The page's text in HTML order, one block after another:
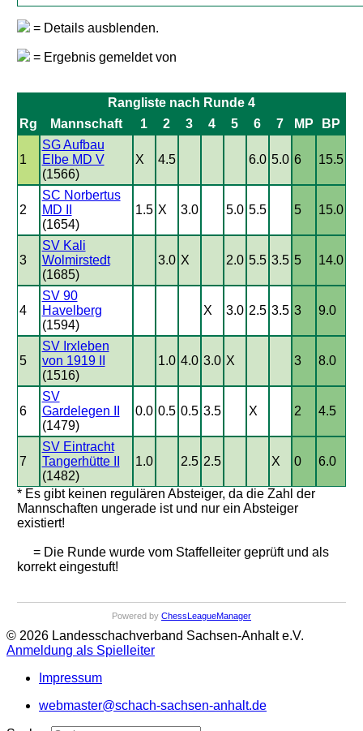
= Details ausblenden.
= Ergebnis gemeldet von
Rangliste nach Runde 4
Rg
Mannschaft 1 2 3 4 5 6 7 MP BP
1
SG Aufbau
Elbe MD V
(1566)
X 4.5 6.0 5.0 6 15.5
2
SC Norbertus
MD II
(1654)
1.5 X 3.0 5.0 5.5 5 15.0
3
SV Kali
Wolmirstedt
(1685)
3.0 X 2.0 5.5 3.5 5 14.0
4
SV 90
Havelberg
(1594)
X 3.0 2.5 3.5 3 9.0
5
SV Irxleben
von 1919 II
(1516)
1.0 4.0 3.0 X 3 8.0
6
SV
Gardelegen II
(1479)
0.0 0.5 0.5 3.5 X 2 4.5
7
SV Eintracht
Tangerhütte II
(1482)
1.0 2.5 2.5 X 0 6.0
* Es gibt keinen regulären Absteiger, da die Zahl der
Mannschaften ungerade ist und nur ein Absteiger
existiert!
= Die Runde wurde vom Staffelleiter geprüft und als
korrekt eingestuft!
Powered by ChessLeagueManager
© 2026 Landesschachverband Sachsen-Anhalt e.V.
Anmeldung als Spielleiter
Impressum
webmaster@schach-sachsen-anhalt.de